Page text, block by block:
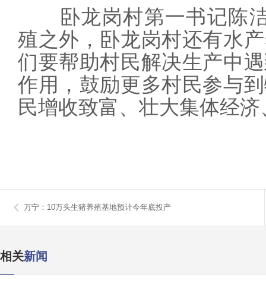
卧龙岗村第一书记陈洁
殖之外，卧龙岗村还有水
们要帮助村民解决生产中
作用，鼓励更多村民参与
民增收致富、壮大集体经
万宁：10万头生猪养殖基地预计今年底投产
相关新闻